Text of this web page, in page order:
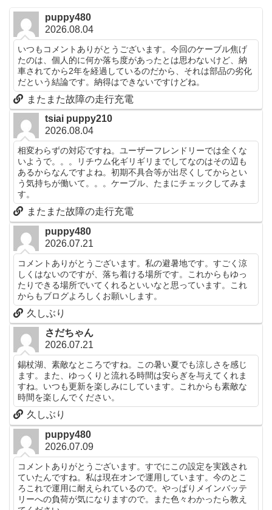
puppy480
2026.08.04
いつもコメントありがとうございます。今回のケーブル焦げ
たのは、個人的に何か落ち度があったとは思わないけど、納
車されてから2年を経過しているのだから、それは部品の劣化
だという結論です。納得はできないですけどね。
またまた故障の走行充電
tsiai puppy210
2026.08.04
相変わらずの対応ですね。ユーザーフレンドリーでは全くな
いようで。。。リチウム化ギリギリまでしてなのはその辺も
あるからなんですよね。初期不具合等が出尽くしてからとい
う気持ちが働いて。。。ケーブル、たまにチェックしてみま
す。
またまた故障の走行充電
puppy480
2026.07.21
コメントありがとうございます。私の避暑地です。すごく涼
しくはないのですが、落ち着ける場所です。これからもゆっ
たりできる場所でいてくれるといいなと思っています。これ
からもブログよろしくお願いします。
久しぶり
さだちゃん
2026.07.21
錫杖湖、素敵なところですね。この暑い夏でも涼しさを感じ
ます。また、ゆっくりと流れる時間は安らぎを与えてくれま
すね。いつも更新を楽しみにしています。これからも素敵な
時間を楽しんでください。
久しぶり
puppy480
2026.07.09
コメントありがとうございます。すでにこの設定を実践され
ていたんですね。私は現在オンで運用しています。今のとこ
ろこれで運用に耐えられているので。やっぱりメインバッテ
リーへの負荷が気になりますので。また色々わかったら教え